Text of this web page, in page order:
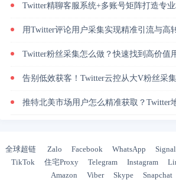
Twitter精聊客服系统+多账号矩阵打造专
用Twitter评论用户采集实现精准引流与高
Twitter粉丝采集怎么做？快速找到高价值
告别低效获客！Twitter云控从大V粉丝采集到
推特北美市场用户怎么精准获取？Twitter
全球超链 Zalo Facebook WhatsApp Signal
TikTok
住宅Proxy Telegram Instagram
Amazon
Viber Skype Snapchat